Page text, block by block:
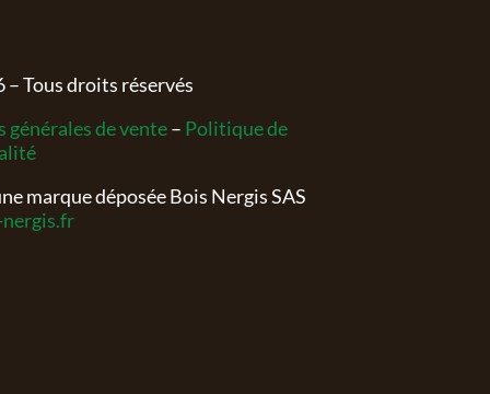
– Tous droits réservés
générales de vente– Politique de
marque déposée Bois Nergis SAS